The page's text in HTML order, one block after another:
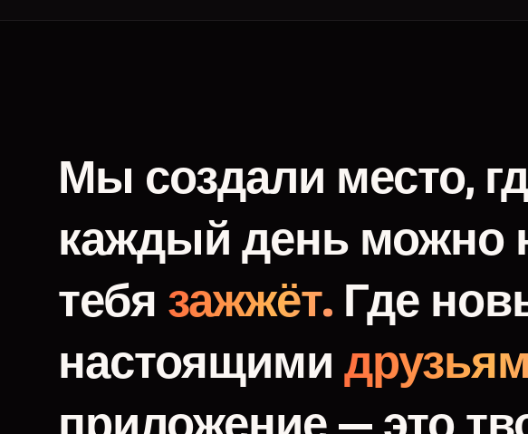
Мы создали место,
каждый день можно
тебя зажжёт. Где
настоящими